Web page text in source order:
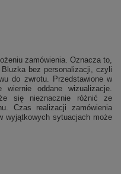
zamówienia. Oznacza to,
Bluzka bez personalizacji, czyli
do zwrotu. Przedstawione w
oddane wizualizacje.
się nieznacznie różnić ze
Czas realizacji zamówienia
wyjątkowych sytuacjach może